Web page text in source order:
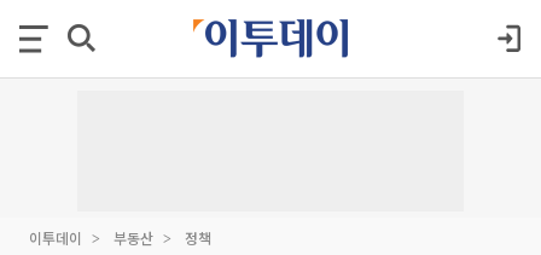
이투데이 부동산 정책